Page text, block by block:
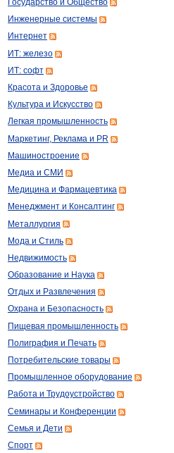
Государство и Общество
Инженерные системы
Интернет
ИТ: железо
ИТ: софт
Красота и Здоровье
Культура и Искусство
Легкая промышленность
Маркетинг, Реклама и PR
Машиностроение
Медиа и СМИ
Медицина и Фармацевтика
Менеджмент и Консалтинг
Металлургия
Мода и Стиль
Недвижимость
Образование и Наука
Отдых и Развлечения
Охрана и Безопасность
Пищевая промышленность
Полиграфия и Печать
Потребительские товары
Промышленное оборудование
Работа и Трудоустройство
Семинары и Конференции
Семья и Дети
Спорт